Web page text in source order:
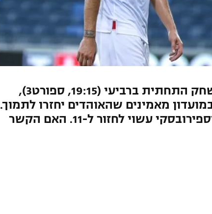
הפועל תל אביב מתכוננת למשחק התחתית ברביעי (19:15, ספורט3),
מאמינים שהאוהדים יחזרו לתמוך.
אינברום יעבור מבחן כשירות וספירובסקי עשוי לחזור ל-11. האם הקשר